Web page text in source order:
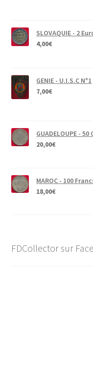
SLOVAQUIE - 2
4,00€
GENIE - U.I.S.C N°1
7,00€
GUADELOUPE -
20,00€
MAROC - 100
18,00€
FDCollector sur